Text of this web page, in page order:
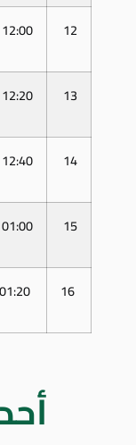
12
12:00
13
12:20
14
12:40
15
01:00